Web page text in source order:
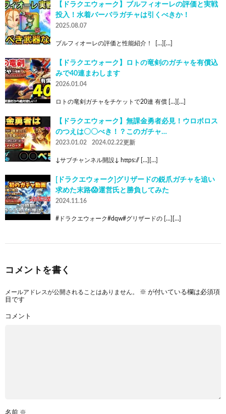
【ドラクエウォーク】ブルフィオーレの評価と実戦
投入！水着バーバラガチャは引くべきか！
2025.08.07
ブルフィオーレの評価と性能紹介！  […][…]
【ドラクエウォーク】ロトの竜剣のガチャを有償込
みで40連まわします
2026.01.04
ロトの竜剣ガチャをチケットで20連 有償 […][…]
【ドラクエウォーク】無課金勇者必見！ウロボロス
のつえは〇〇べき！？このガチャ…
2023.01.02 2024.02.22更新
↓サブチャンネル開設↓ https:// […][…]
[ドラクエウォーク]グリザードの鋭爪ガチャを追い
求めた末路😱運営氏と勝負してみた
2024.11.16
#ドラクエウォーク#dqw#グリザードの […][…]
コメントを書く
メールアドレスが公開されることはありません。 ※ が付いている欄は必須項
目です
コメント
名前 ※